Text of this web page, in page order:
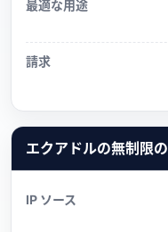
最適な用途
請求
エクアドルの無制限
IP ソース